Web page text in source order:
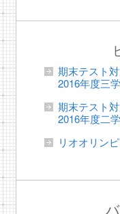
期末テスト
2016年度三
期末テスト
2016年度二
リオオリン